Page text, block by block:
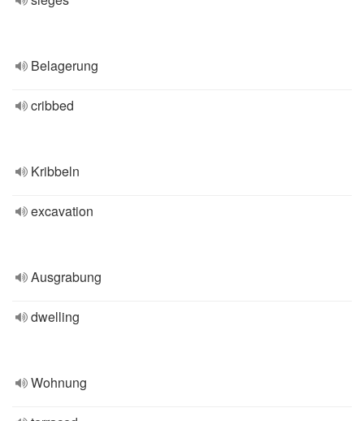
Belagerung
cribbed
Kribbeln
excavation
Ausgrabung
dwelling
Wohnung